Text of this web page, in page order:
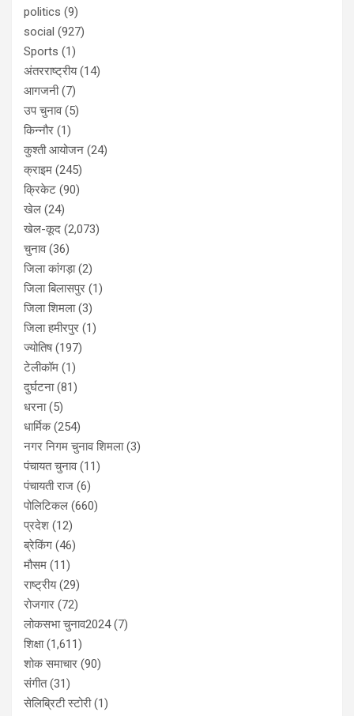
politics (9)
social (927)
Sports (1)
अंतरराष्ट्रीय(14)
आगजनी(7)
उप चुनाव(5)
किन्नौर (1)
कुश्ती आयोजन (24)
क्राइम (245)
क्रिकेट (90)
खेल (24)
खेल-कूद (2,073)
चुनाव(36)
जिला कांगड़ा(2)
जिला बिलासपुर (1)
जिला शिमला(3)
जिला हमीरपुर (1)
ज्योतिष(197)
टेलीकॉम (1)
दुर्घटना(81)
धरना(5)
धार्मिक(254)
नगर निगम चुनाव शिमला(3)
पंचायत चुनाव(11)
पंचायती राज (6)
पोलिटिकल (660)
प्रदेश (12)
ब्रेकिंग (46)
मौसम (11)
राष्ट्रीय(29)
रोजगार (72)
लोकसभा चुनाव2024(7)
शिक्षा(1,611)
शोक समाचार (90)
संगीत(31)
सेलिब्रिटी स्टोरी(1)